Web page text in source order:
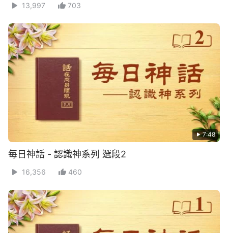
13,997 703
7:48
每日神話 - 認識神系列 選段2
16,356 460